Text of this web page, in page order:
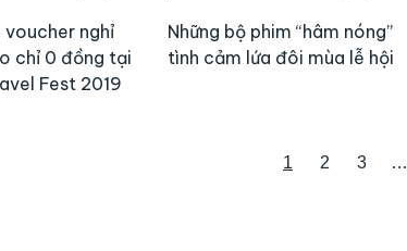
voucher nghỉ
chỉ 0 đồng tại
Fest 2019
Những bộ phim “hâm nóng”
tình cảm lứa đôi mùa lễ hội
1 2 3 …